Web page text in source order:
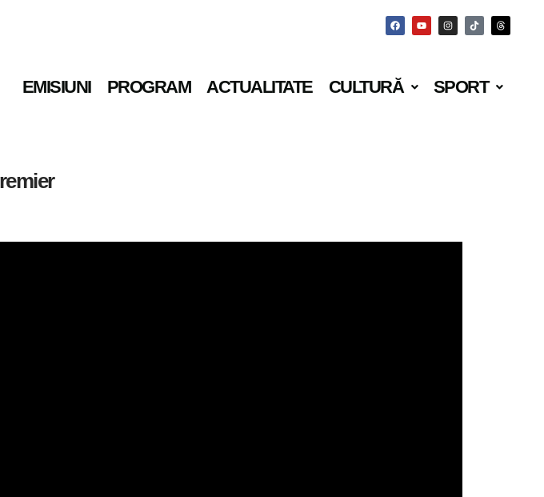
EMISIUNI PROGRAM ACTUALITATE CULTURĂ SPORT